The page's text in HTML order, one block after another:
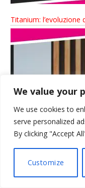
We value your
We use cookies to
serve personalized
By clicking "Accept
Customize
Titanium: